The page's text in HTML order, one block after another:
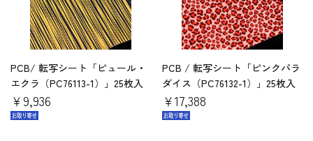
PCB/ 転写シート「ピュール・
エクラ（PC76113-1）」25枚入
￥9,936
PCB / 転写シート「ピンクパラ
ダイス（PC76132-1）」25枚入
￥17,388